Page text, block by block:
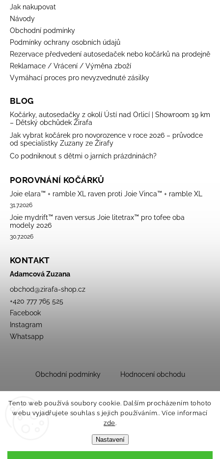
Tento web používá soubory cookie. Dalším procházením tohoto
webu vyjadřujete souhlas s jejich používáním.. Více informací
zde.
Nastavení
Jak nakupovat
Návody
Obchodní podmínky
Podmínky ochrany osobních údajů
Rezervace předvedení autosedaček nebo kočárků na prodejně
Reklamace / Vrácení / Výměna zboží
Vymáhací proces pro nevyzvednuté zásilky
BLOG
Kočárky, autosedačky z okolí Ústí nad Orlicí | Showroom 19 km
– Dětský obchůdek Žirafa
Jak vybrat kočárek pro novorozence v roce 2026 – průvodce
od specialistky Zuzany ze Žirafy
Co podniknout s dětmi o jarních prázdninách?
POROVNÁNÍ KOČÁRKŮ
Joie elara™ + ramble XL raven proti Joie Vinca™ + ramble XL
31.7.2026
Joie mydrift™ raven versus Joie litetrax™ pro tofee oba
modely 2026
30.7.2026
KONTAKT
Adamcová Zuzana
obchod@zirafa-shop.cz
+420 777 765 525
Facebook
Instagram
Whatsapp
Obchodní podmínky Hodnocení obchodu